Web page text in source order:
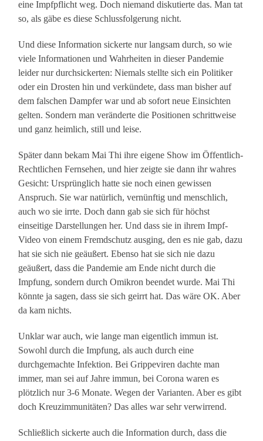
eine Impfpflicht weg. Doch niemand diskutierte das. Man tat
so, als gäbe es diese Schlussfolgerung nicht.
Und diese Information sickerte nur langsam durch, so wie
viele Informationen und Wahrheiten in dieser Pandemie
leider nur durchsickerten: Niemals stellte sich ein Politiker
oder ein Drosten hin und verkündete, dass man bisher auf
dem falschen Dampfer war und ab sofort neue Einsichten
gelten. Sondern man veränderte die Positionen schrittweise
und ganz heimlich, still und leise.
Später dann bekam Mai Thi ihre eigene Show im Öffentlich-
Rechtlichen Fernsehen, und hier zeigte sie dann ihr wahres
Gesicht: Ursprünglich hatte sie noch einen gewissen
Anspruch. Sie war natürlich, vernünftig und menschlich,
auch wo sie irrte. Doch dann gab sie sich für höchst
einseitige Darstellungen her. Und dass sie in ihrem Impf-
Video von einem Fremdschutz ausging, den es nie gab, dazu
hat sie sich nie geäußert. Ebenso hat sie sich nie dazu
geäußert, dass die Pandemie am Ende nicht durch die
Impfung, sondern durch Omikron beendet wurde. Mai Thi
könnte ja sagen, dass sie sich geirrt hat. Das wäre OK. Aber
da kam nichts.
Unklar war auch, wie lange man eigentlich immun ist.
Sowohl durch die Impfung, als auch durch eine
durchgemachte Infektion. Bei Grippeviren dachte man
immer, man sei auf Jahre immun, bei Corona waren es
plötzlich nur 3-6 Monate. Wegen der Varianten. Aber es gibt
doch Kreuzimmunitäten? Das alles war sehr verwirrend.
Schließlich sickerte auch die Information durch, dass die